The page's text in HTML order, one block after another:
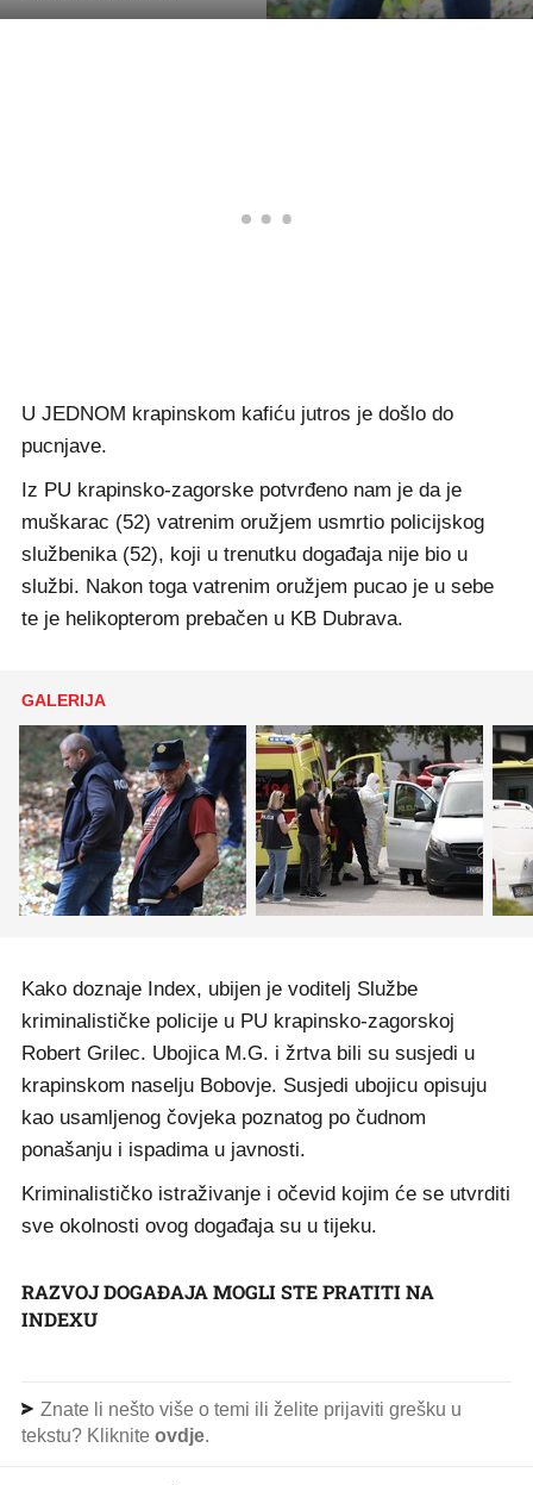
U JEDNOM krapinskom kafiću jutros je došlo do
pucnjave.
Iz PU krapinsko-zagorske potvrđeno nam je da je
muškarac (52) vatrenim oružjem usmrtio policijskog
službenika (52), koji u trenutku događaja nije bio u
službi. Nakon toga vatrenim oružjem pucao je u sebe
te je helikopterom prebačen u KB Dubrava.
GALERIJA
Kako doznaje Index, ubijen je voditelj Službe
kriminalističke policije u PU krapinsko-zagorskoj
Robert Grilec. Ubojica M.G. i žrtva bili su susjedi u
krapinskom naselju Bobovje. Susjedi ubojicu opisuju
kao usamljenog čovjeka poznatog po čudnom
ponašanju i ispadima u javnosti.
Kriminalističko istraživanje i očevid kojim će se utvrditi
sve okolnosti ovog događaja su u tijeku.
RAZVOJ DOGAĐAJA MOGLI STE PRATITI NA
INDEXU
Znate li nešto više o temi ili želite prijaviti grešku u
tekstu? Kliknite ovdje.